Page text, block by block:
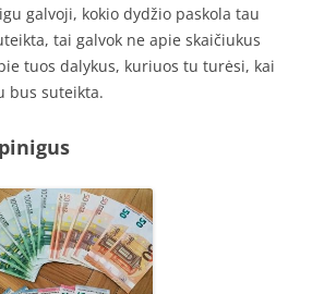
galvoji, kokio dydžio paskola tau
tai galvok ne apie skaičiukus
tuos dalykus, kuriuos tu turėsi, kai
bus suteikta.